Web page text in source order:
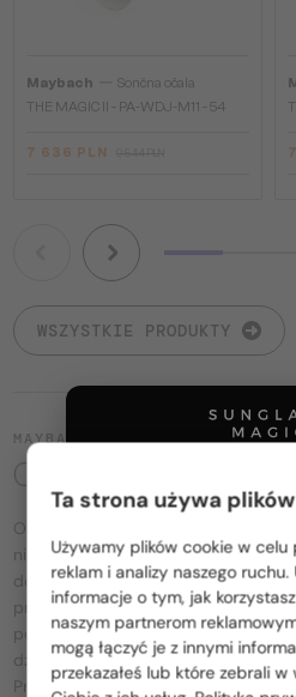
Maybach
Sončna očala
THE MAGIC II - PA-WDJ-M11 - 54
7 636 PLN
WSZYSTKIE PRODUKTY
MAYBACH
O MARCE
Okulary Maybach odzwierciedlają
niemieckiej marki samochodów
doskonałego rzemiosła i tę filozofię
projektowaniu okularów. Okulary
połączenie złota, platyny, włókna
dzięki czemu każdy egzemplarz jest
Proste, ale charakterystyczne
Proszę wybierz z listy
Polska / PL
România / RO
Ta strona używa
Używamy plików cookie w celu
reklam i analizy naszego
informacje o tym, jak
naszym partnerom
mogą łączyć je z innymi
przekazałeś lub które zebrali